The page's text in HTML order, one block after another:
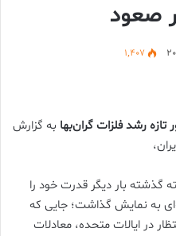
صعود
1,407
تازه رشد فلزات گران‌بها به گزارش
گذشته بار دیگر قدرت خود را
به نمایش گذاشت؛ جایی که
در ایالات متحده، معادلات